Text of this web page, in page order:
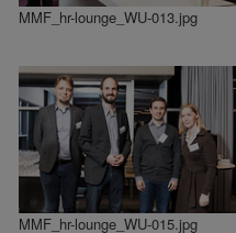
MMF_hr-lounge_WU-013.jpg
MMF_hr-lounge_WU-015.jpg